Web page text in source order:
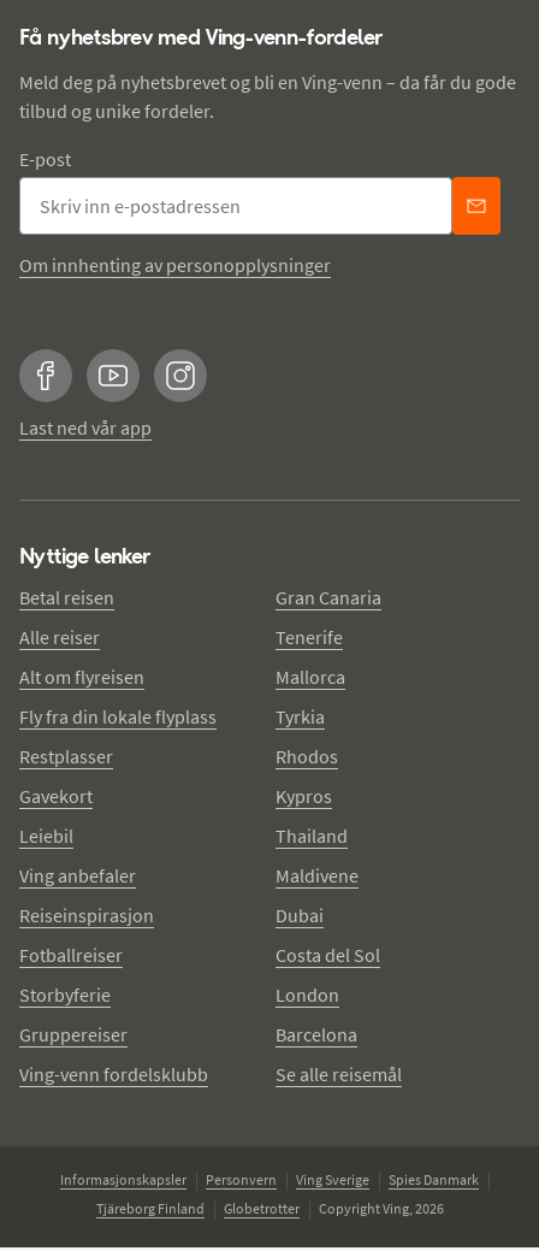
Få nyhetsbrev med Ving-venn-fordeler
Meld deg på nyhetsbrevet og bli en Ving-venn – da får du gode
tilbud og unike fordeler.
E-post
Om innhenting av personopplysninger
FacebookYouTubeInstagram
Last ned vår app
Nyttige lenker
Betal reisen
Alle reiser
Alt om flyreisen
Fly fra din lokale flyplass
Restplasser
Gavekort
Leiebil
Ving anbefaler
Reiseinspirasjon
Fotballreiser
Storbyferie
Gruppereiser
Ving-venn fordelsklubb
Gran Canaria
Tenerife
Mallorca
Tyrkia
Rhodos
Kypros
Thailand
Maldivene
Dubai
Costa del Sol
London
Barcelona
Se alle reisemål
Informasjonskapsler Personvern Ving Sverige
Spies Danmark
Tjäreborg Finland
Globetrotter Copyright Ving, 2026